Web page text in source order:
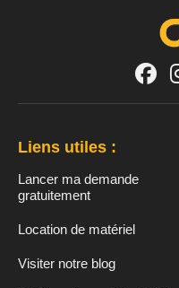
Liens utiles :
Lancer ma demande
gratuitement
Location de matériel
Visiter notre blog